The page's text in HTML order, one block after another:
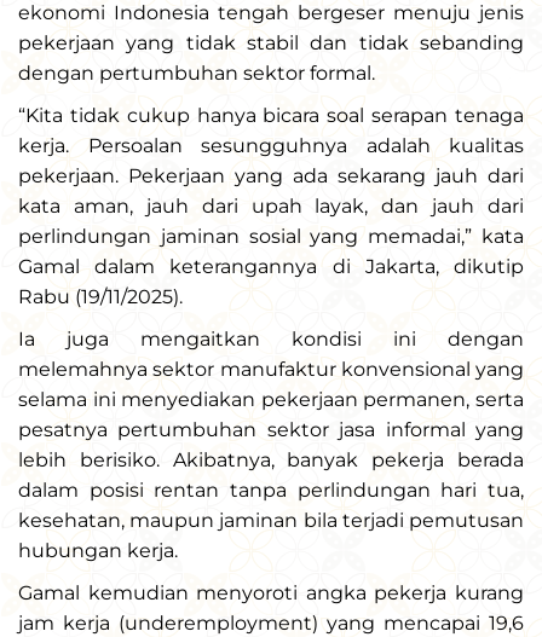
ekonomi Indonesia tengah bergeser menuju jenis
pekerjaan yang tidak stabil dan tidak sebanding
dengan pertumbuhan sektor formal.
“Kita tidak cukup hanya bicara soal serapan tenaga
kerja. Persoalan sesungguhnya adalah kualitas
pekerjaan. Pekerjaan yang ada sekarang jauh dari
kata aman, jauh dari upah layak, dan jauh dari
perlindungan jaminan sosial yang memadai,” kata
Gamal dalam keterangannya di Jakarta, dikutip
Rabu (19/11/2025).
Ia juga mengaitkan kondisi ini dengan
melemahnya sektor manufaktur konvensional yang
selama ini menyediakan pekerjaan permanen, serta
pesatnya pertumbuhan sektor jasa informal yang
lebih berisiko. Akibatnya, banyak pekerja berada
dalam posisi rentan tanpa perlindungan hari tua,
kesehatan, maupun jaminan bila terjadi pemutusan
hubungan kerja.
Gamal kemudian menyoroti angka pekerja kurang
jam kerja (underemployment) yang mencapai 19,6